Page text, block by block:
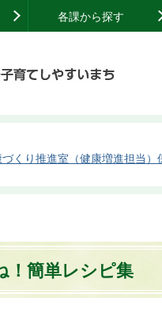
各課から探す
くり推進室（健康増進担当
！簡単レシピ集